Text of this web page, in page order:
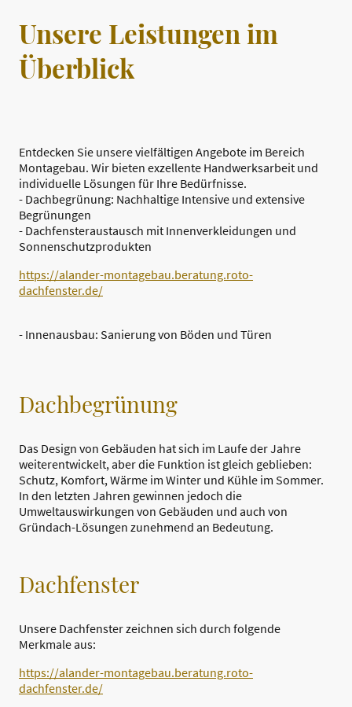
Unsere Leistungen im
Überblick
Entdecken Sie unsere vielfältigen Angebote im Bereich
Montagebau. Wir bieten exzellente Handwerksarbeit und
individuelle Lösungen für Ihre Bedürfnisse.
- Dachbegrünung: Nachhaltige Intensive und extensive
Begrünungen
- Dachfensteraustausch mit Innenverkleidungen und
Sonnenschutzprodukten
https://alander-montagebau.beratung.roto-
dachfenster.de/
- Innenausbau: Sanierung von Böden und Türen
Dachbegrünung
Das Design von Gebäuden hat sich im Laufe der Jahre
weiterentwickelt, aber die Funktion ist gleich geblieben:
Schutz, Komfort, Wärme im Winter und Kühle im Sommer.
In den letzten Jahren gewinnen jedoch die
Umweltauswirkungen von Gebäuden und auch von
Gründach-Lösungen zunehmend an Bedeutung.
Dachfenster
Unsere Dachfenster zeichnen sich durch folgende
Merkmale aus:
https://alander-montagebau.beratung.roto-
dachfenster.de/